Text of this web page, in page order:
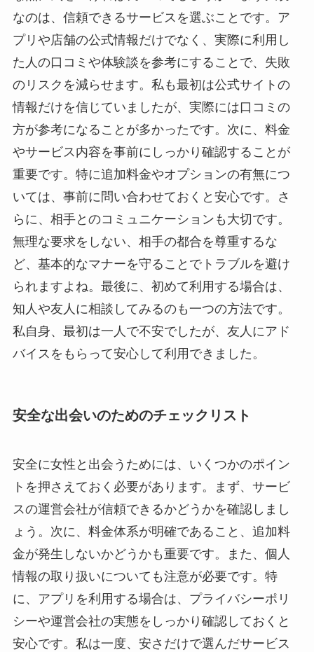
なのは、信頼できるサービスを選ぶことです。ア
プリや店舗の公式情報だけでなく、実際に利用し
た人の口コミや体験談を参考にすることで、失敗
のリスクを減らせます。私も最初は公式サイトの
情報だけを信じていましたが、実際には口コミの
方が参考になることが多かったです。次に、料金
やサービス内容を事前にしっかり確認することが
重要です。特に追加料金やオプションの有無につ
いては、事前に問い合わせておくと安心です。さ
らに、相手とのコミュニケーションも大切です。
無理な要求をしない、相手の都合を尊重するな
ど、基本的なマナーを守ることでトラブルを避け
られますよね。最後に、初めて利用する場合は、
知人や友人に相談してみるのも一つの方法です。
私自身、最初は一人で不安でしたが、友人にアド
バイスをもらって安心して利用できました。
安全な出会いのためのチェックリスト
安全に女性と出会うためには、いくつかのポイン
トを押さえておく必要があります。まず、サービ
スの運営会社が信頼できるかどうかを確認しまし
ょう。次に、料金体系が明確であること、追加料
金が発生しないかどうかも重要です。また、個人
情報の取り扱いについても注意が必要です。特
に、アプリを利用する場合は、プライバシーポリ
シーや運営会社の実態をしっかり確認しておくと
安心です。私は一度、安さだけで選んだサービス